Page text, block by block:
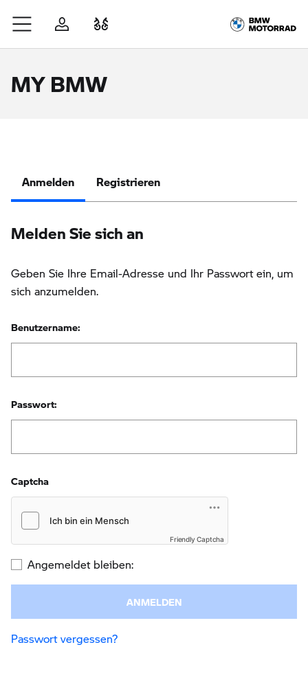
Zum Hauptinhalt springen
Anmelden
MY BMW
Anmelden Registrieren
Melden Sie sich an
Geben Sie Ihre Email-Adresse und Ihr Passwort ein, um
sich anzumelden.
Benutzername:
Passwort:
Captcha
Friendly Captcha
Angemeldet bleiben:
Passwort vergessen?